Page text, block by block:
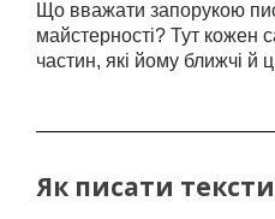
Що вважати запорукою
майстерності? Тут кожен
частин, які йому ближчі й
Як писати